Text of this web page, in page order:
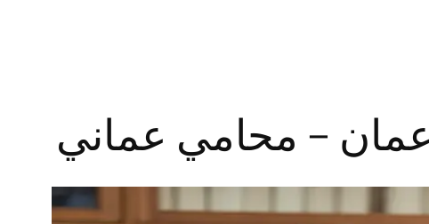
– محامي عماني